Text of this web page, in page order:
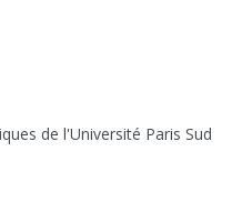
de l'Université Paris Sud